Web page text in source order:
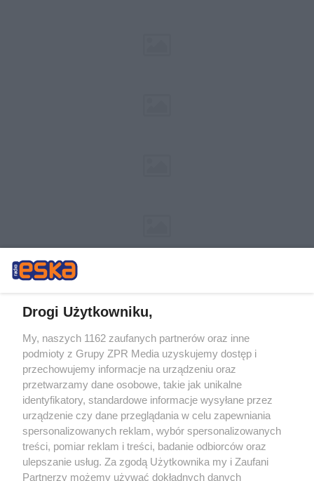
Żaden utwór zamieszczony w serwisie nie może być powielany i
rozpowszechniany lub dalej rozpowszechniany w jakikolwiek sposób (w
tym także elektroniczny lub mechaniczny) na jakimkolwiek polu
eksploatacji w jakiejkolwiek formie, włącznie z umieszczaniem w
Internecie bez pisemnej zgody właściciela praw. Jakiekolwiek użycie lub
wykorzystanie utworów w całości lub w części z naruszeniem prawa,
tzn. bez właściwej zgody, jest zabronione pod groźbą kary i może być
ścigane prawnie.
Drogi Użytkowniku,
My, naszych 1162 zaufanych partnerów oraz inne
podmioty z Grupy ZPR Media uzyskujemy dostęp i
przechowujemy informacje na urządzeniu oraz
przetwarzamy dane osobowe, takie jak unikalne
identyfikatory, standardowe informacje wysyłane przez
urządzenie czy dane przeglądania w celu zapewniania
spersonalizowanych reklam, wybór spersonalizowanych
treści, pomiar reklam i treści, badanie odbiorców oraz
ulepszanie usług. Za zgodą Użytkownika my i Zaufani
Partnerzy możemy używać dokładnych danych